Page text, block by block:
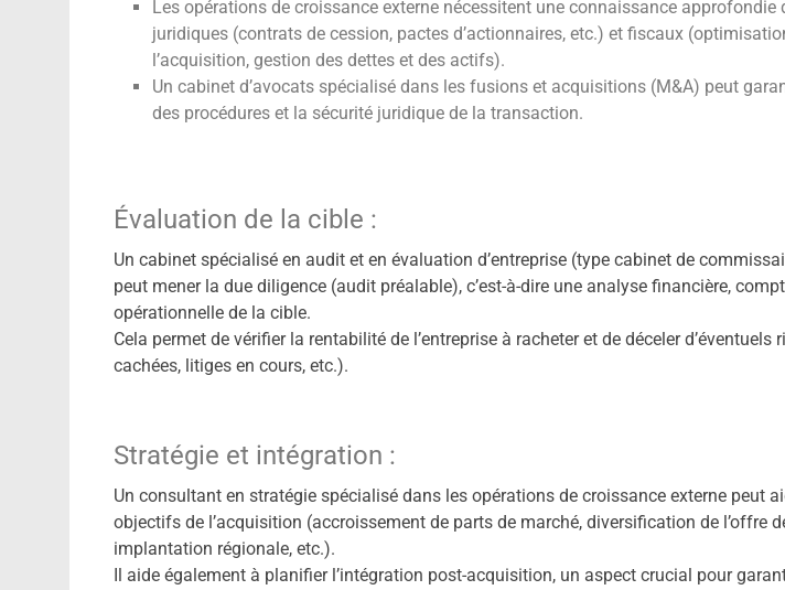
Les opérations de croissance externe nécessitent une connaissance approfondie
juridiques (contrats de cession, pactes d’actionnaires, etc.) et fiscaux
l’acquisition, gestion des dettes et des actifs).
Un cabinet d’avocats spécialisé dans les fusions et acquisitions (M&A) peut
des procédures et la sécurité juridique de la transaction.
Évaluation de la cible :
Un cabinet spécialisé en audit et en évaluation d’entreprise (type cabinet de
peut mener la due diligence (audit préalable), c’est-à-dire une analyse financière,
opérationnelle de la cible.
Cela permet de vérifier la rentabilité de l’entreprise à racheter et de déceler d’éventuels
cachées, litiges en cours, etc.).
Stratégie et intégration :
Un consultant en stratégie spécialisé dans les opérations de croissance externe peut
objectifs de l’acquisition (accroissement de parts de marché, diversification de l’offre
implantation régionale, etc.).
Il aide également à planifier l’intégration post-acquisition, un aspect crucial pour